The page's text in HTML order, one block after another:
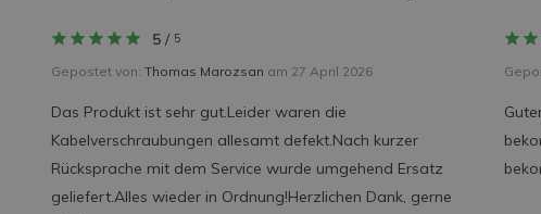
5 / 5
Gepostet von: Thomas Marozsan am 27 April 2026
Das Produkt ist sehr gut.Leider waren die
Kabelverschraubungen allesamt defekt.Nach kurzer
Rücksprache mit dem Service wurde umgehend Ersatz
geliefert.Alles wieder in Ordnung!Herzlichen Dank, gerne